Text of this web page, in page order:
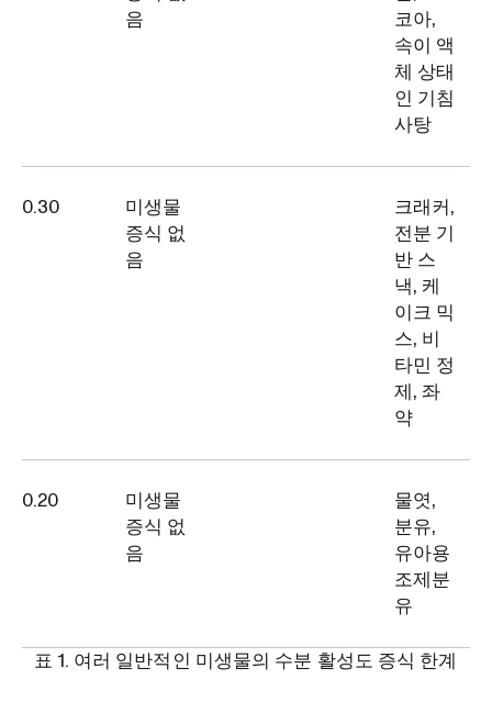
표 1. 여러 일반적인 미생물의 수분 활성도 증식 한계
음
코아,
속이 액
체 상태
인 기침
사탕
0.30
미생물
증식 없
음
크래커,
전분 기
반 스
낵, 케
이크 믹
스, 비
타민 정
제, 좌
약
0.20
미생물
증식 없
음
물엿,
분유,
유아용
조제분
유